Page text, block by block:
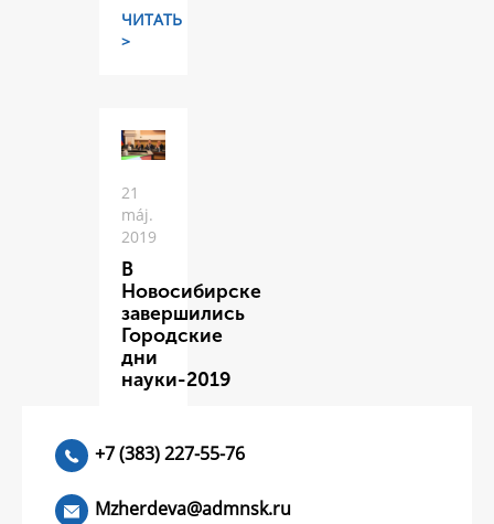
ЧИТАТЬ
>
21
máj.
2019
В
Новосибирске
завершились
Городские
дни
науки-2019
+7 (383) 227-55-76
Mzherdeva@admnsk.ru